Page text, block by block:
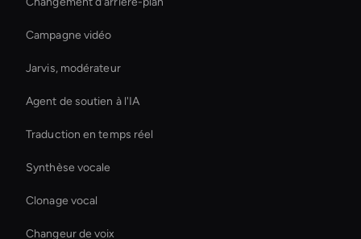
Campagne vidéo
Jarvis, modérateur
Agent de soutien à l'IA
Traduction en temps réel
Synthèse vocale
Clonage vocal
Changeur de voix